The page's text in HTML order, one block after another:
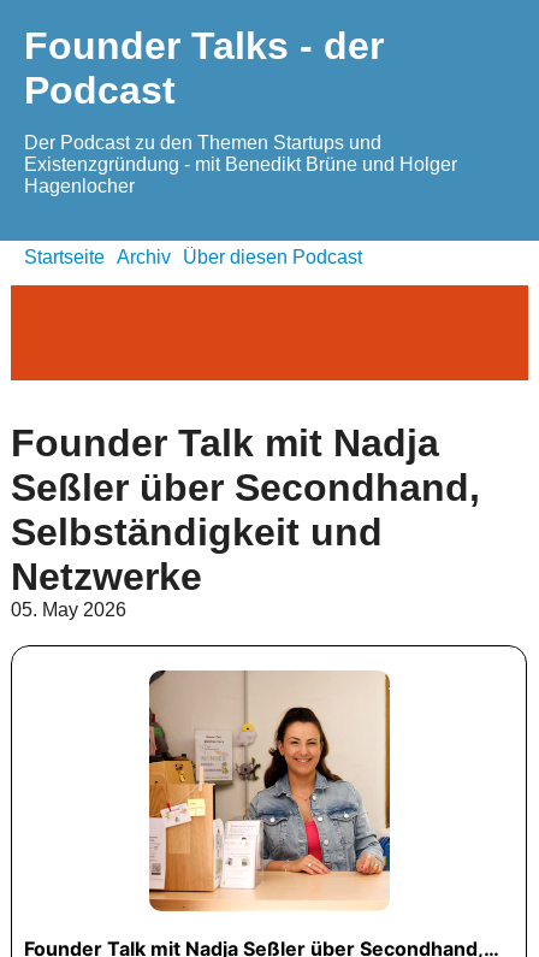
Founder Talks - der
Podcast
Der Podcast zu den Themen Startups und
Existenzgründung - mit Benedikt Brüne und Holger
Hagenlocher
Startseite Archiv Über diesen Podcast
Founder Talk mit Nadja
Seßler über Secondhand,
Selbständigkeit und
Netzwerke
05. May 2026